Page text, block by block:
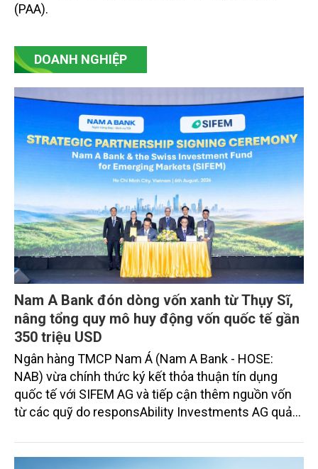
(PAA).
DOANH NGHIỆP
Nam A Bank đón dòng vốn xanh từ Thụy Sĩ,
nâng tổng quy mô huy động vốn quốc tế gần
350 triệu USD
Ngân hàng TMCP Nam Á (Nam A Bank - HOSE:
NAB) vừa chính thức ký kết thỏa thuận tín dụng
quốc tế với SIFEM AG và tiếp cận thêm nguồn vốn
từ các quỹ do responsAbility Investments AG quản
thu hút thành công từ đầu năm đến nay lên gần 350